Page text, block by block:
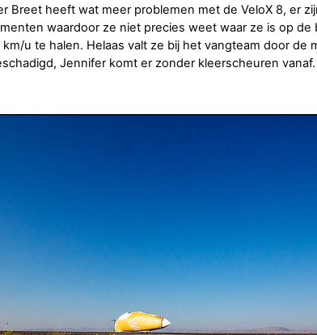
Breet heeft wat meer problemen met de VeloX 8, er
waardoor ze niet precies weet waar ze is op de
km/u te halen. Helaas valt ze bij het vangteam door de
Jennifer komt er zonder kleerscheuren vanaf.